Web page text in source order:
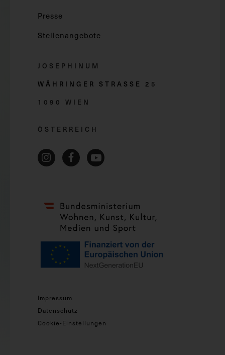
Presse
Stellenangebote
JOSEPHINUM
WÄHRINGER STRASSE 2 5
1090 WIEN
ÖSTERREICH
Impressum
Datenschutz
Cookie-Einstellungen